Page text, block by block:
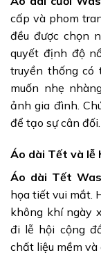
cấp và phom
đều được chọn
quyết định độ
truyền thống có
muốn nhẹ
ảnh gia đình.
để tạo sự cân đối.
Áo dài Tết và lễ
Áo dài Tết
họa tiết vui mắt.
không khí ngày
đi lễ hội cộng
chất liệu mềm và